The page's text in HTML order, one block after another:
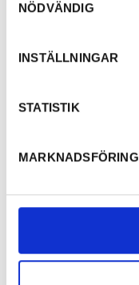
NÖDVÄNDIG
INSTÄLLNINGAR
STATISTIK
MARKNADSFÖRING